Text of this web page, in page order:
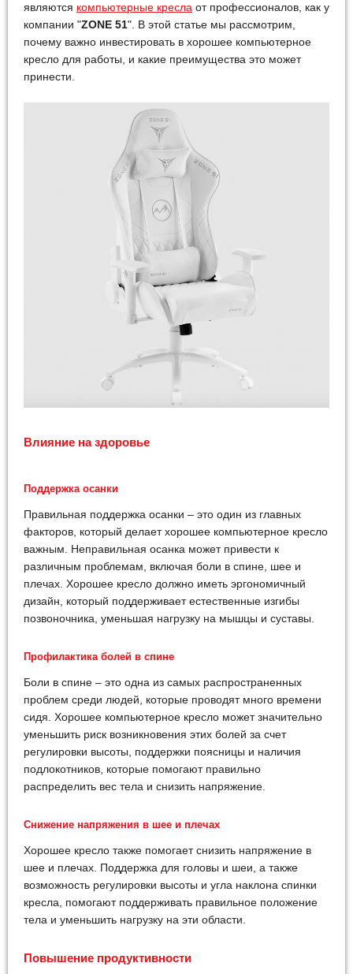
являются компьютерные кресла от профессионалов, как у
компании "ZONE 51". В этой статье мы рассмотрим,
почему важно инвестировать в хорошее компьютерное
кресло для работы, и какие преимущества это может
принести.
Влияние на здоровье
Поддержка осанки
Правильная поддержка осанки – это один из главных
факторов, который делает хорошее компьютерное кресло
важным. Неправильная осанка может привести к
различным проблемам, включая боли в спине, шее и
плечах. Хорошее кресло должно иметь эргономичный
дизайн, который поддерживает естественные изгибы
позвоночника, уменьшая нагрузку на мышцы и суставы.
Профилактика болей в спине
Боли в спине – это одна из самых распространенных
проблем среди людей, которые проводят много времени
сидя. Хорошее компьютерное кресло может значительно
уменьшить риск возникновения этих болей за счет
регулировки высоты, поддержки поясницы и наличия
подлокотников, которые помогают правильно
распределить вес тела и снизить напряжение.
Снижение напряжения в шее и плечах
Хорошее кресло также помогает снизить напряжение в
шее и плечах. Поддержка для головы и шеи, а также
возможность регулировки высоты и угла наклона спинки
кресла, помогают поддерживать правильное положение
тела и уменьшить нагрузку на эти области.
Повышение продуктивности